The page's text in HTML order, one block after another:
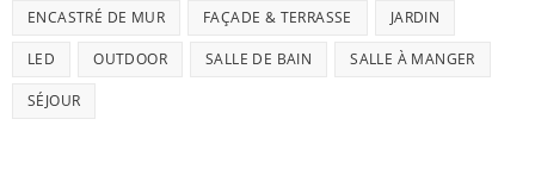
ENCASTRÉ DE MUR FAÇADE & TERRASSE JARDIN
LED OUTDOOR SALLE DE BAIN SALLE À MANGER
SÉJOUR